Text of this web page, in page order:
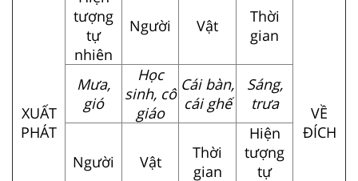
XUẤT
PHÁT
tượng
tự
nhiên
Người Vật
Thời
gian
VỀ
ĐÍCH
Mưa,
gió
Học
sinh, cô
giáo
Cái bàn,
cái ghế
Sáng,
trưa
Người Vật
Thời
gian
Hiện
tượng
tự